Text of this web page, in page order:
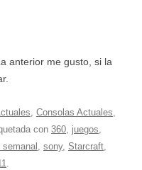
anterior me gusto, si la
, Consolas Actuales,
con 360, juegos,
, sony, Starcraft,
.